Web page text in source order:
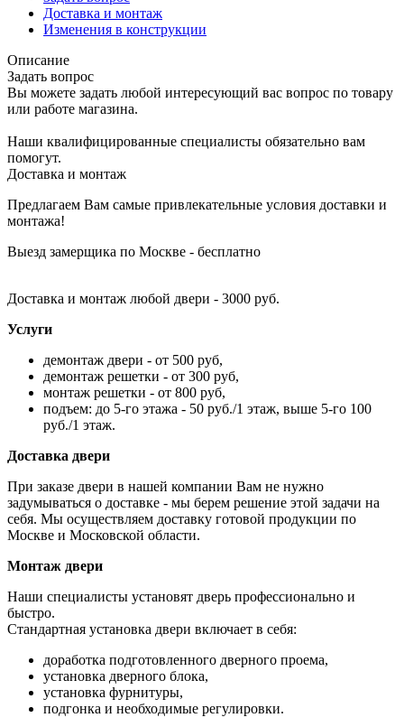
Доставка и монтаж
Изменения в конструкции
Описание
Задать вопрос
Вы можете задать любой интересующий вас вопрос по товару
или работе магазина.
Наши квалифицированные специалисты обязательно вам
помогут.
Доставка и монтаж
Предлагаем Вам самые привлекательные условия доставки и
монтажа!
Выезд замерщика по Москве - бесплатно
Доставка и монтаж любой двери - 3000 руб.
Услуги
демонтаж двери - от 500 руб,
демонтаж решетки - от 300 руб,
монтаж решетки - от 800 руб,
подъем: до 5-го этажа - 50 руб./1 этаж, выше 5-го 100
руб./1 этаж.
Доставка двери
При заказе двери в нашей компании Вам не нужно
задумываться о доставке - мы берем решение этой задачи на
себя. Мы осуществляем доставку готовой продукции по
Москве и Московской области.
Монтаж двери
Наши специалисты установят дверь профессионально и
быстро.
Стандартная установка двери включает в себя:
доработка подготовленного дверного проема,
установка дверного блока,
установка фурнитуры,
подгонка и необходимые регулировки.